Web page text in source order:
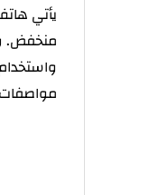
يأتي
منخفض.
مواصفات Oppo A6x 4G وسعره في الجزائر وموعد طرحه الرسمي، بالإضافة إلى الحديث عن المميزات والعيوب.